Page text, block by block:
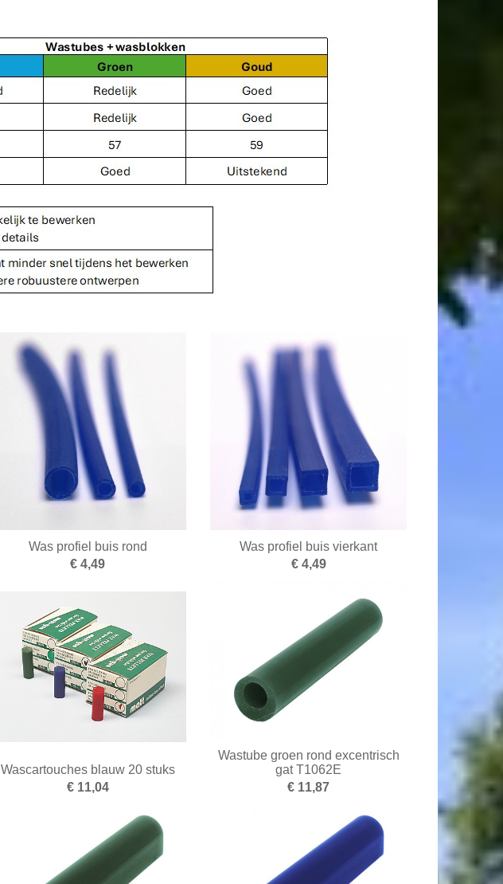
Was profiel buis rond
€ 4,49
Was profiel buis vierkant
€ 4,49
Wascartouches blauw 20 stuks
€ 11,04
Wastube groen rond excentrisch
gat T1062E
€ 11,87